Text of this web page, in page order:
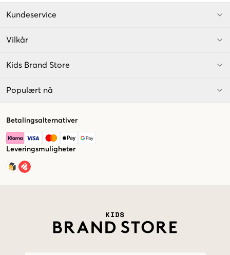
Kundeservice
Vilkår
Kids Brand Store
Populært nå
Betalingsalternativer
Leveringsmuligheter